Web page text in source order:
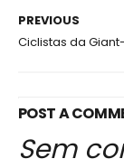
PREVIOUS
Ciclistas da
POST A
Sem